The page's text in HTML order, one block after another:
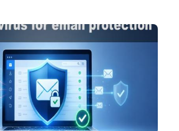
und Browserentführer von aggressiv